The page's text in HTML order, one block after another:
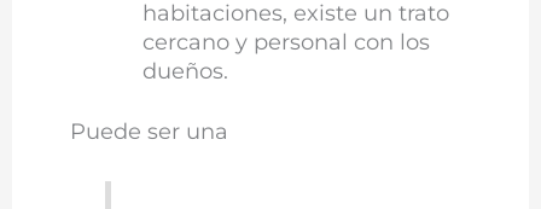
habitaciones, existe un trato
cercano y personal con los
dueños.
Puede ser una